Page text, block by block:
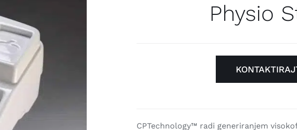
Physio
CPTechnology™ radi generiranjem